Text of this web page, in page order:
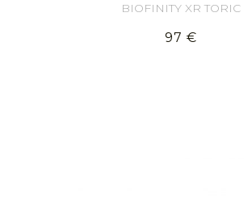
BIOFINITY XR TORIC
97 €